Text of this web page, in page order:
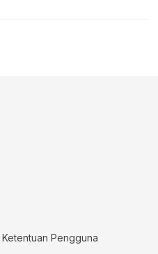
Ketentuan Pengguna